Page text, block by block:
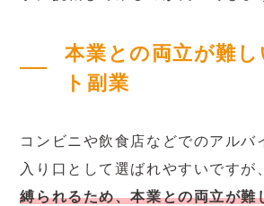
本業との両立が難
ト副業
コンビニや飲食店などでのアルバ
入り口として選ばれやすいですが、
縛られるため、本業との両立が難